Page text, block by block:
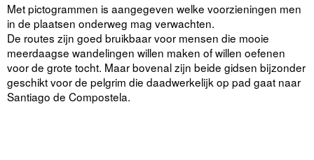
Met pictogrammen is aangegeven welke voorzieningen men
in de plaatsen onderweg mag verwachten.
De routes zijn goed bruikbaar voor mensen die mooie
meerdaagse wandelingen willen maken of willen oefenen
voor de grote tocht. Maar bovenal zijn beide gidsen bijzonder
geschikt voor de pelgrim die daadwerkelijk op pad gaat naar
Santiago de Compostela.